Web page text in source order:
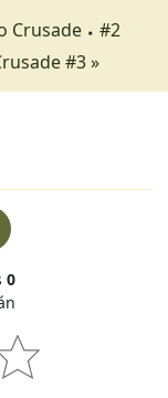
Crusade
#2
#3 »
0